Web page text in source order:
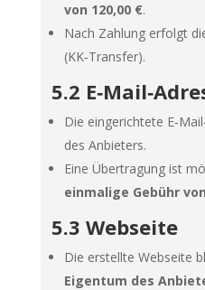
von 120,00 €.
Nach Zahlung erfolgt
(KK‑Transfer).
5.2
Die eingerichtete
des Anbieters.
Eine Übertragung ist
einmalige Gebühr
5.3 Webseite
Die erstellte Webseite
Eigentum des